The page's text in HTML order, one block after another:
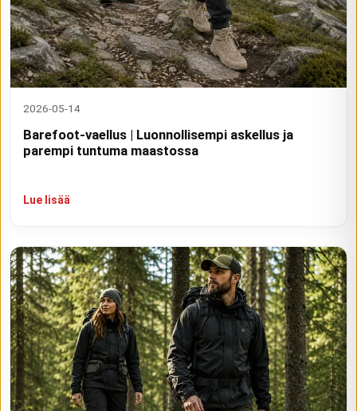
2026-05-14
Barefoot-vaellus | Luonnollisempi askellus ja
parempi tuntuma maastossa
Lue lisää